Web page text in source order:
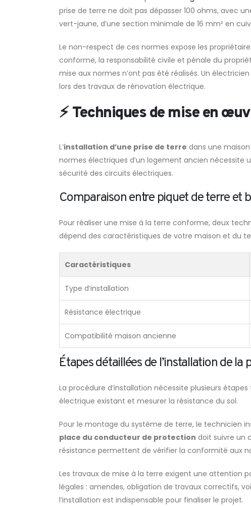
prise de terre ne doit pas dépasser 100 ohms, avec
vert-jaune, d’une section minimale de 16 mm² en
Le non-respect de ces normes expose les
conforme, la responsabilité civile et pénale du
mise aux normes n’ont pas été réalisés. Un
lors des travaux de rénovation électrique.
⚡ Techniques de mise en
L’installation d’une prise de terre dans une
normes électriques d’un logement ancien nécessite
sécurité des circuits électriques.
Comparaison entre piquet de terre et
Pour réaliser une mise à la terre conforme, deux
dépend des caractéristiques de votre maison et du
Caractéristiques
Type d’installation
Résistance électrique
Compatibilité maison ancienne
Étapes détaillées de l’installation de la
La procédure d’installation nécessite plusieurs
électrique existant et mesurer la résistance du sol.
Pour le montage du système de terre, le technicien
place du conducteur de protection doit suivre un
résistance permettent de vérifier la conformité aux
Les travaux de mise à la terre exigent une attention
légales : amendes, obligation de travaux correctifs,
l’installation est indispensable pour finaliser le projet.